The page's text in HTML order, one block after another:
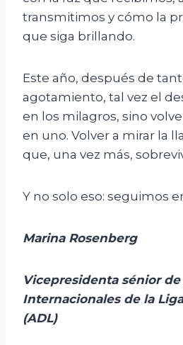
transmitimos y cómo la
que siga brillando.
Este año, después de
agotamiento, tal vez el
en los milagros, sino
en uno. Volver a mirar la
que, una vez más,
Y no solo eso: seguimos
Marina Rosenberg
Vicepresidenta sénior
Internacionales de la
(ADL)